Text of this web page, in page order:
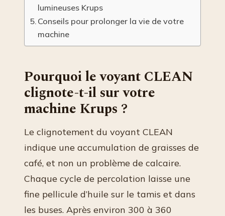
lumineuses Krups
Conseils pour prolonger la vie de votre
machine
Pourquoi le voyant CLEAN
clignote-t-il sur votre
machine Krups ?
Le clignotement du voyant CLEAN
indique une accumulation de graisses de
café, et non un problème de calcaire.
Chaque cycle de percolation laisse une
fine pellicule d’huile sur le tamis et dans
les buses. Après environ 300 à 360